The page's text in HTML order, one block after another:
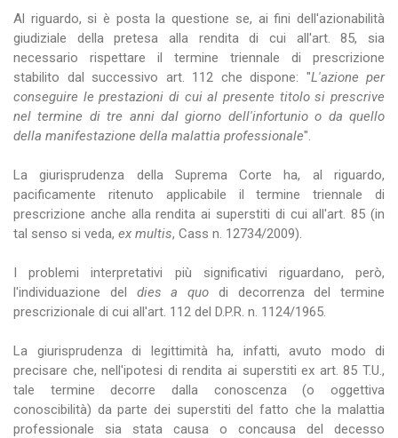
Al riguardo, si è posta la questione se, ai fini dell'azionabilità
giudiziale della pretesa alla rendita di cui all'art. 85, sia
necessario rispettare il termine triennale di prescrizione
stabilito dal successivo art. 112 che dispone: "L'azione per
conseguire le prestazioni di cui al presente titolo si prescrive
nel termine di tre anni dal giorno dell'infortunio o da quello
della manifestazione della malattia professionale".
La giurisprudenza della Suprema Corte ha, al riguardo,
pacificamente ritenuto applicabile il termine triennale di
prescrizione anche alla rendita ai superstiti di cui all'art. 85 (in
tal senso si veda, ex multis, Cass n. 12734/2009).
I problemi interpretativi più significativi riguardano, però,
l'individuazione del dies a quo di decorrenza del termine
prescrizionale di cui all'art. 112 del D.P.R. n. 1124/1965.
La giurisprudenza di legittimità ha, infatti, avuto modo di
precisare che, nell'ipotesi di rendita ai superstiti ex art. 85 T.U.,
tale termine decorre dalla conoscenza (o oggettiva
conoscibilità) da parte dei superstiti del fatto che la malattia
professionale sia stata causa o concausa del decesso